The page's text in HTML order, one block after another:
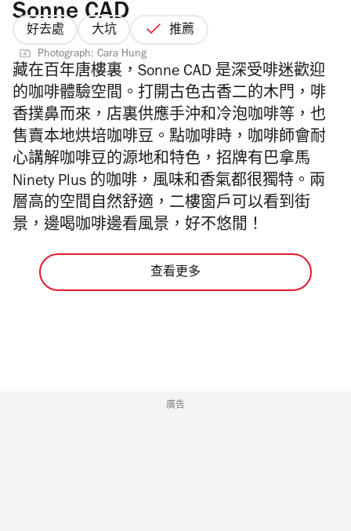
Sonne CAD
好去處 大坑 推薦
Photograph: Cara Hung
藏在百年唐樓裏，Sonne CAD 是深受啡迷歡迎
的咖啡體驗空間。打開古色古香二的木門，啡
香撲鼻而來，店裏供應手沖和冷泡咖啡等，也
售賣本地烘培咖啡豆。點咖啡時，咖啡師會耐
心講解咖啡豆的源地和特色，招牌有巴拿馬
Ninety Plus 的咖啡，風味和香氣都很獨特。兩
層高的空間自然舒適，二樓窗戶可以看到街
景，邊喝咖啡邊看風景，好不悠閒！
查看更多
廣告